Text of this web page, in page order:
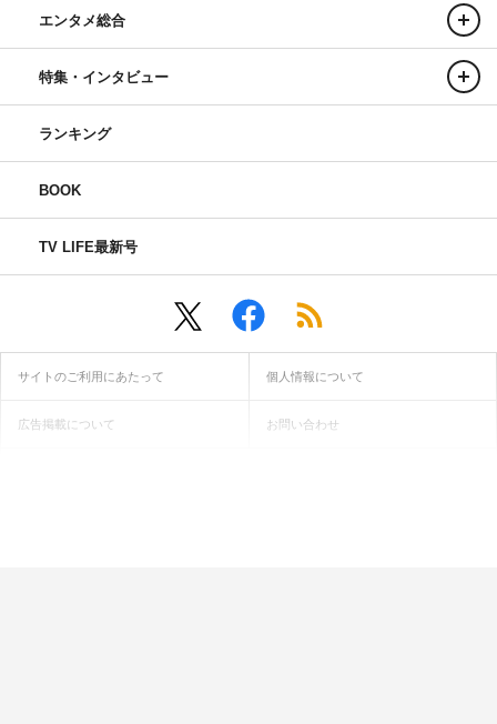
エンタメ総合
特集・インタビュー
ランキング
BOOK
TV LIFE最新号
サイトのご利用にあたって 個人情報について
広告掲載について お問い合わせ